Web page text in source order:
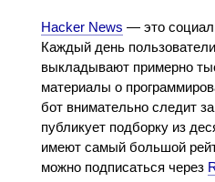
Hacker News — это
Каждый день
выкладывают примерно
материалы о
бот внимательно следит
публикует подборку из
имеют самый большой
можно подписаться через